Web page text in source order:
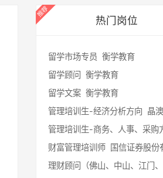
热门岗位
留学市场专员 衡学教育
留学顾问 衡学教育
留学文案 衡学教育
管理培训生-经济分析方向 晶